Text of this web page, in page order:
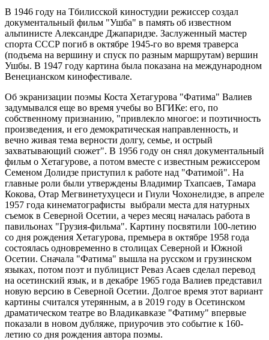
В 1946 году на Тбилисской киностудии режиссер создал
документальный фильм "Ушба" в память об известном
альпинисте Александре Джапаридзе. Заслуженный мастер
спорта СССР погиб в октябре 1945-го во время траверса
(подъема на вершину и спуск по разным маршрутам) вершин
Ушбы. В 1947 году картина была показана на международном
Венецианском кинофестивале.
Об экранизации поэмы Коста Хетагурова "Фатима" Валиев
задумывался еще во время учебы во ВГИКе: его, по
собственному признанию, "привлекло многое: и поэтичность
произведения, и его демократическая направленность, и
вечно живая тема верности долгу, семье, и острый
захватывающий сюжет". В 1956 году он снял документальный
фильм о Хетагурове, а потом вместе с известным режиссером
Семеном Долидзе приступил к работе над "Фатимой". На
главные роли были утверждены Владимир Тхапсаев, Тамара
Кокова, Отар Мегвинетухуцеси и Гиули Чохонелидзе, в апреле
1957 года кинематографисты выбрали места для натурных
съемок в Северной Осетии, а через месяц началась работа в
павильонах "Грузия-фильма". Картину посвятили 100-летию
со дня рождения Хетагурова, премьера в октябре 1958 года
состоялась одновременно в столицах Северной и Южной
Осетии. Сначала "Фатима" вышла на русском и грузинском
языках, потом поэт и публицист Реваз Асаев сделал перевод
на осетинский язык, и в декабре 1965 года Валиев представил
новую версию в Северной Осетии. Долгое время этот вариант
картины считался утерянным, а в 2019 году в Осетинском
драматическом театре во Владикавказе "Фатиму" впервые
показали в новом дубляже, приурочив это событие к 160-
летию со дня рождения автора поэмы.